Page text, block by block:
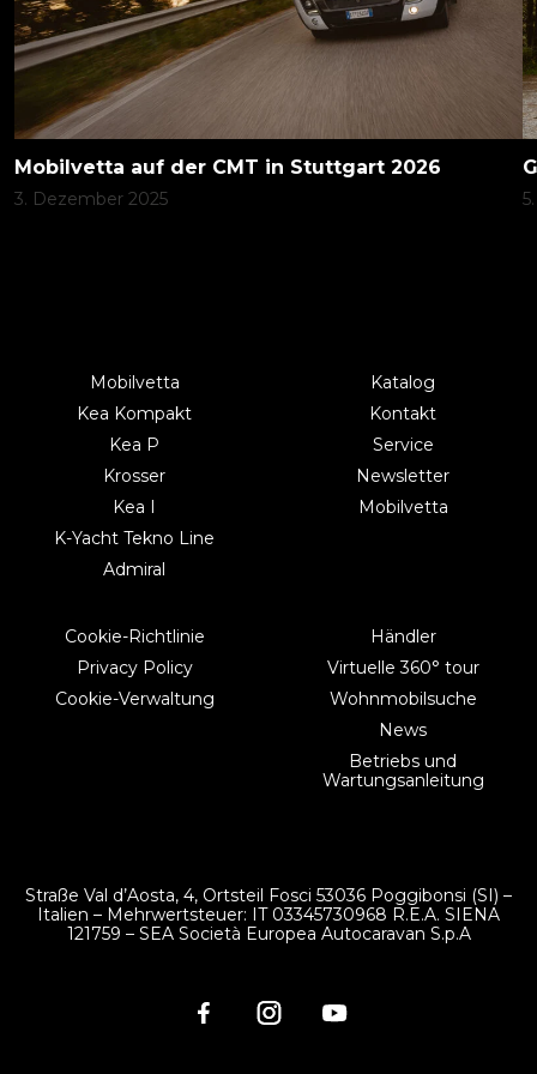
Mobilvetta auf der CMT in Stuttgart 2026
3. Dezember 2025
Mobilvetta
Kea Kompakt
Kea P
Krosser
Kea I
K-Yacht Tekno Line
Admiral
Katalog
Kontakt
Service
Newsletter
Mobilvetta
Cookie-Richtlinie
Privacy Policy
Cookie-Verwaltung
Händler
Virtuelle 360° tour
Wohnmobilsuche
News
Betriebs und
Wartungsanleitung
Straße Val d’Aosta, 4, Ortsteil Fosci 53036 Poggibonsi (SI) –
Italien – Mehrwertsteuer: IT 03345730968 R.E.A. SIENA
121759 – SEA Società Europea Autocaravan S.p.A